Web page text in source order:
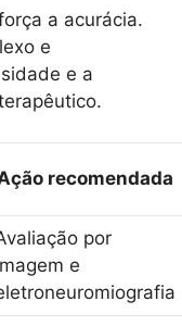
a acurácia.
e
e a
recomendada
por
e